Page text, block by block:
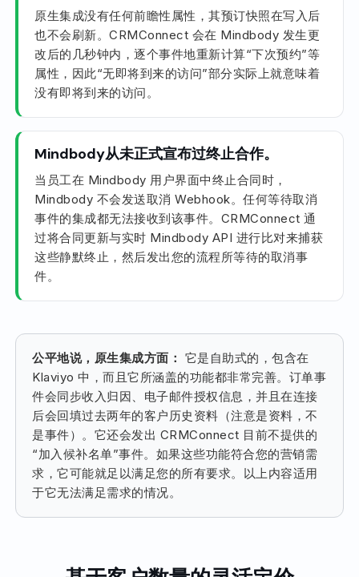
原生集成没有任何前瞻性属性，其预订快照在写入后
也不会刷新。CRMConnect 会在 Mindbody 发生更
改后的几秒钟内，逐个事件地重新计算“下次预约”等
属性，因此“无即将到来的访问”部分实际上就意味着
没有即将到来的访问。
Mindbody从未正式宣布过终止合作。
当员工在 Mindbody 用户界面中终止合同时，
Mindbody 不会发送取消 Webhook。任何等待取消
事件的集成都无法接收到该事件。CRMConnect 通
过将合同更新与实时 Mindbody API 进行比对来捕获
这些静默终止，然后发出您的流程所等待的取消事
件。
公平地说，原生集成方面： 它是自助式的，包含在
Klaviyo 中，而且它所涵盖的功能都非常完善。订单事
件会同步收入归因、电子邮件授权信息，并且在连接
后会回填过去两年的客户历史资料（注意是资料，不
是事件）。它还会发出 CRMConnect 目前不提供的
“加入候补名单”事件。如果这些功能符合您的营销需
求，它可能就足以满足您的所有要求。以上内容适用
于它无法满足需求的情况。